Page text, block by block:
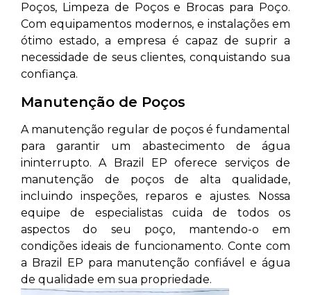
Poços, Limpeza de Poços e Brocas para Poço.
Com equipamentos modernos, e instalações em
ótimo estado, a empresa é capaz de suprir a
necessidade de seus clientes, conquistando sua
confiança.
Manutenção de Poços
A manutenção regular de poços é fundamental
para garantir um abastecimento de água
ininterrupto. A Brazil EP oferece serviços de
manutenção de poços de alta qualidade,
incluindo inspeções, reparos e ajustes. Nossa
equipe de especialistas cuida de todos os
aspectos do seu poço, mantendo-o em
condições ideais de funcionamento. Conte com
a Brazil EP para manutenção confiável e água
de qualidade em sua propriedade.